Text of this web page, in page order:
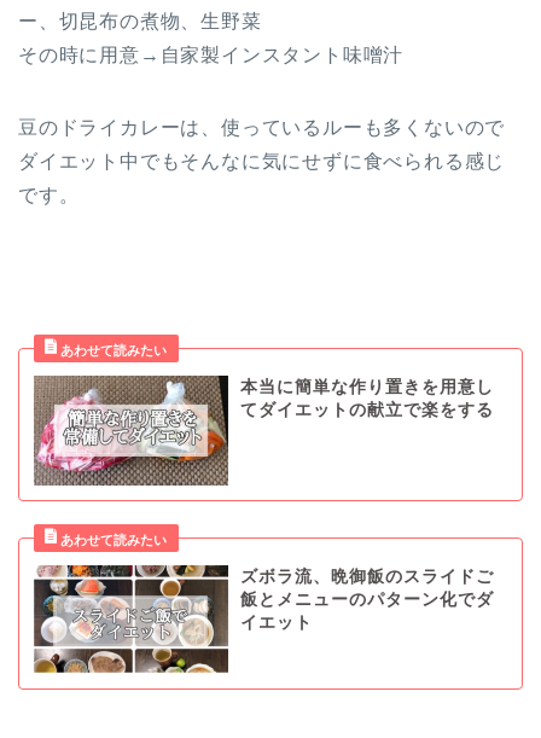
ー、切昆布の煮物、生野菜
その時に用意→自家製インスタント味噌汁
豆のドライカレーは、使っているルーも多くないので
ダイエット中でもそんなに気にせずに食べられる感じ
です。
本当に簡単な作り置きを用意し
てダイエットの献立で楽をする
ズボラ流、晩御飯のスライドご
飯とメニューのパターン化でダ
イエット